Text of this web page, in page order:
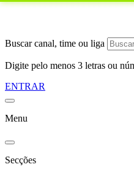
Buscar canal, time ou liga
Digite pelo menos 3 letras ou
ENTRAR
Menu
Secções